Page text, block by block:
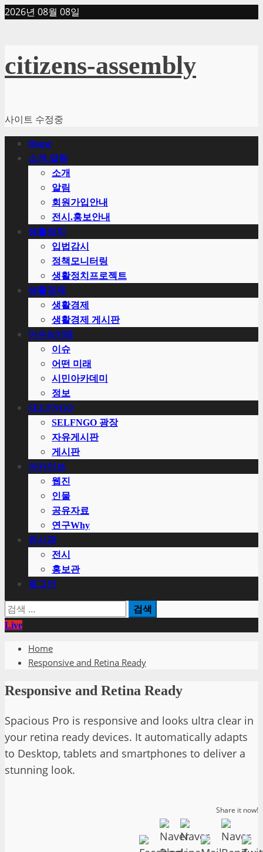
Skip
2026년 08월 08일
citizens-assembly
사이트 수정중
Primary
Menu
Home
소개.알림
소개
알림
회원가입안내
전시.홍보안내
생활정치
입법감시
정책모니터링
생활정치프로젝트
생활경제
생활경제
생활경제 게시판
이슈&미래
이슈
어떤 미래
시민아카데미
정보
SELFNGO
SELFNGO 광장
자유게시판
게시판
아카이브
웹진
인물
공유자료
연구Why
전시관
전시
홍보관
로그인
검
색:
Live
Home
Responsive and Retina Ready
Responsive and Retina Ready
Spacious Pro is responsive and looks ultra clear in
your retina ready devices. It automatically adapts
to Desktop, tablets and smartphones to deliver a
stunning look.
Share it now!